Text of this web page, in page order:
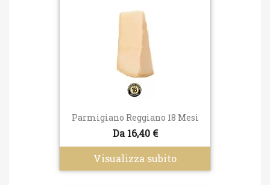
Parmigiano Reggiano 18 Mesi
Da 16,40 €
Visualizza subito